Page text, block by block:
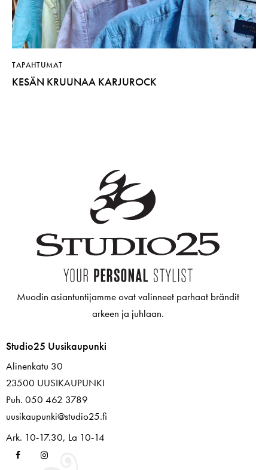
TAPAHTUMAT
KESÄN KRUUNAA KARJUROCK
Muodin asiantuntijamme ovat valinneet parhaat brändit
arkeen ja juhlaan.
Studio25 Uusikaupunki
Alinenkatu 30
23500 UUSIKAUPUNKI
Puh. 050 462 3789
uusikaupunki@studio25.fi
Ark. 10-17.30, La 10-14